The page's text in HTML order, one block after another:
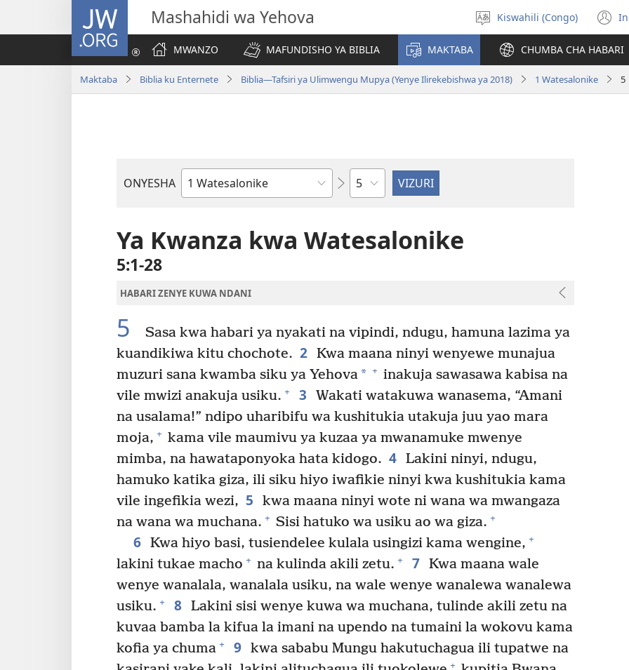
JW.ORG Mashahidi wa Yehova
Chagua
luga
Kiswahili (Congo)
MWANZO
MAFUNDISHO YA BIBLIA MAKTABA CHUMBA CHA HABARI
Maktaba Biblia ku Enternete Biblia—Tafsiri ya Ulimwengu Mupya (Yenye Ilirekebishwa ya 2018) 1 Watesalonike 5
ONYESHA
Vitabu
Sura
Ya Kwanza kwa Watesalonike
5:1-28
HABARI ZENYE KUWA NDANI
5
Sasa kwa habari ya nyakati na vipindi, ndugu, hamuna lazima ya
kuandikiwa kitu chochote. 2 Kwa maana ninyi wenyewe munajua
muzuri sana kwamba siku ya Yehova* + inakuja sawasawa kabisa na
vile mwizi anakuja usiku. + 3
Wakati watakuwa wanasema, “Amani
na usalama!” ndipo uharibifu wa kushitukia utakuja juu yao mara
moja, + kama vile maumivu ya kuzaa ya mwanamuke mwenye
mimba, na hawataponyoka hata kidogo. 4 Lakini ninyi, ndugu,
hamuko katika giza, ili siku hiyo iwafikie ninyi kwa kushitukia kama
vile ingefikia wezi, 5
kwa maana ninyi wote ni wana wa mwangaza
na wana wa muchana. + Sisi hatuko wa usiku ao wa giza. +
6 Kwa hiyo basi, tusiendelee kulala usingizi kama wengine, +
lakini tukae macho + na kulinda akili zetu. + 7 Kwa maana wale
wenye wanalala, wanalala usiku, na wale wenye wanalewa wanalewa
usiku. + 8 Lakini sisi wenye kuwa wa muchana, tulinde akili zetu na
kuvaa bamba la kifua la imani na upendo na tumaini la wokovu kama
kofia ya chuma + 9 kwa sababu Mungu hakutuchagua ili tupatwe na
+